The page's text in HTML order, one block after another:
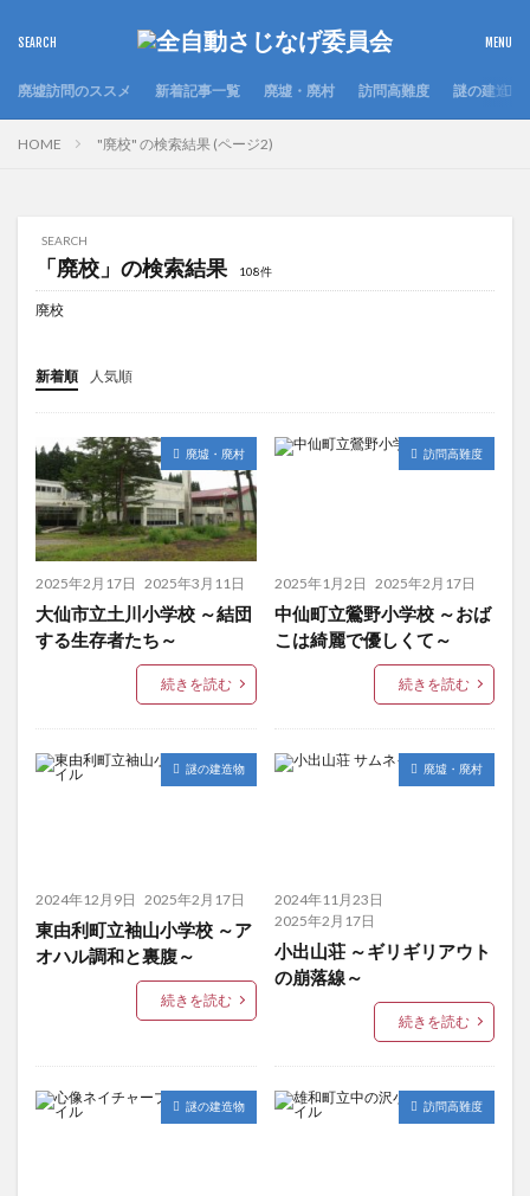
廃墟訪問のススメ 新着記事一覧 廃墟・廃村 訪問高難度 謎の建造物
HOME "廃校" の検索結果 (ページ2)
SEARCH
「廃校」の検索結果 108件
廃校
新着順 人気順
廃墟・廃村
2025年2月17日 2025年3月11日
大仙市立土川小学校 ～結団
する生存者たち～
続きを読む
訪問高難度
2025年1月2日 2025年2月17日
中仙町立鶯野小学校 ～おば
こは綺麗で優しくて～
続きを読む
謎の建造物
2024年12月9日 2025年2月17日
東由利町立袖山小学校 ～ア
オハル調和と裏腹～
続きを読む
廃墟・廃村
2024年11月23日
2025年2月17日
小出山荘 ～ギリギリアウト
の崩落線～
続きを読む
謎の建造物 訪問高難度